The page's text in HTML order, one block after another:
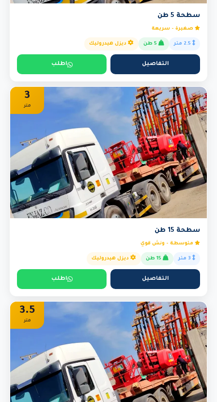
سطحة 5 طن
صغيرة - سريعة
ديزل هيدروليك
التفاصيل اطلب
3
متر
سطحة 15 طن
متوسطة - ونش قوي
ديزل هيدروليك
التفاصيل اطلب
3.5
متر